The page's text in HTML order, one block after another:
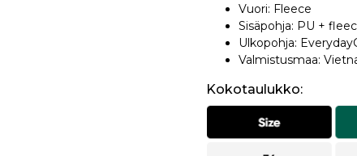
Vuori: Fleece
Sisäpohja: PU +
Ulkopohja:
Valmistusmaa:
Kokotaulukko: